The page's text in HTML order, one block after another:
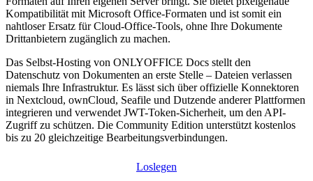
Kompatibilität mit Microsoft Office-Formaten und ist somit ein
nahtloser Ersatz für Cloud-Office-Tools, ohne Ihre Dokumente
Drittanbietern zugänglich zu machen.
Das Selbst-Hosting von ONLYOFFICE Docs stellt den
Datenschutz von Dokumenten an erste Stelle – Dateien verlassen
niemals Ihre Infrastruktur. Es lässt sich über offizielle Konnektoren
in Nextcloud, ownCloud, Seafile und Dutzende anderer Plattformen
integrieren und verwendet JWT-Token-Sicherheit, um den API-
Zugriff zu schützen. Die Community Edition unterstützt kostenlos
bis zu 20 gleichzeitige Bearbeitungsverbindungen.
Loslegen